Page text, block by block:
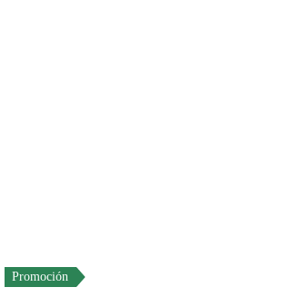
Promoción